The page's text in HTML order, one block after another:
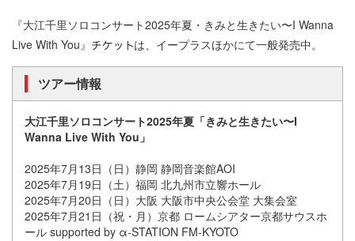
『大江千里ソロコンサート2025年夏・きみと生きたい〜I Wanna
Live With You』
は、イープラスほかにて一般発売中。
ツアー情報
大江千里ソロコンサート2025年夏「きみと生きたい〜I
Wanna Live With You」
2025年7月13日（日）静岡 静岡音楽館AOI
2025年7月19日（土）福岡 北九州市立響ホール
2025年7月20日（日）大阪 大阪市中央公会堂 大集会室
2025年7月21日（祝・月）京都 ロームシアター京都サウスホ
ール supported by α-STATION FM-KYOTO